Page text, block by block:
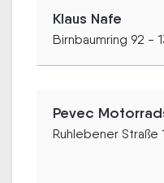
Klaus Nafe
Birnbaumring 92 -
Pevec
Ruhlebener Straße